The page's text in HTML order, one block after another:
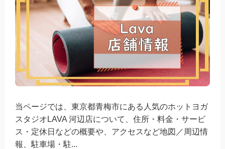
当ページでは、東京都青梅市にある人気のホットヨガ
スタジオLAVA 河辺店について、住所・料金・サービ
ス・定休日などの概要や、アクセスなど地図／周辺情
報、駐車場・駐...